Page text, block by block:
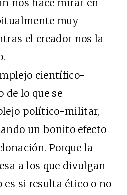
nos hace mirar en
muy
el creador nos la
científico-
lo que se
político-militar,
un bonito efecto
Porque la
a los que divulgan
es si resulta ético o no